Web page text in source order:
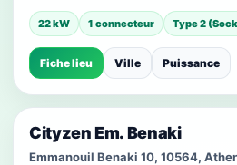
22 kW 1 connecteur Type 2
Fiche lieu Ville Puissance
Cityzen Em. Benaki
Emmanouil Benaki 10, 10564,